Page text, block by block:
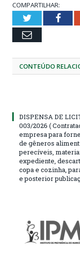
COMPARTILHAR:
Twitter
Email
CONTEÚDO
DISPENSA DE
003/2026 (
empresa para
de gêneros
perecíveis,
expediente,
copa e cozinha,
e posterior